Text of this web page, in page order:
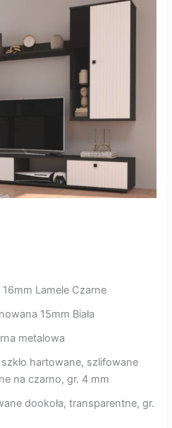
Lamele Czarne
15mm Biała
metalowa
hartowane, szlifowane
na czarno, gr. 4 mm
dookoła, transparentne, gr.